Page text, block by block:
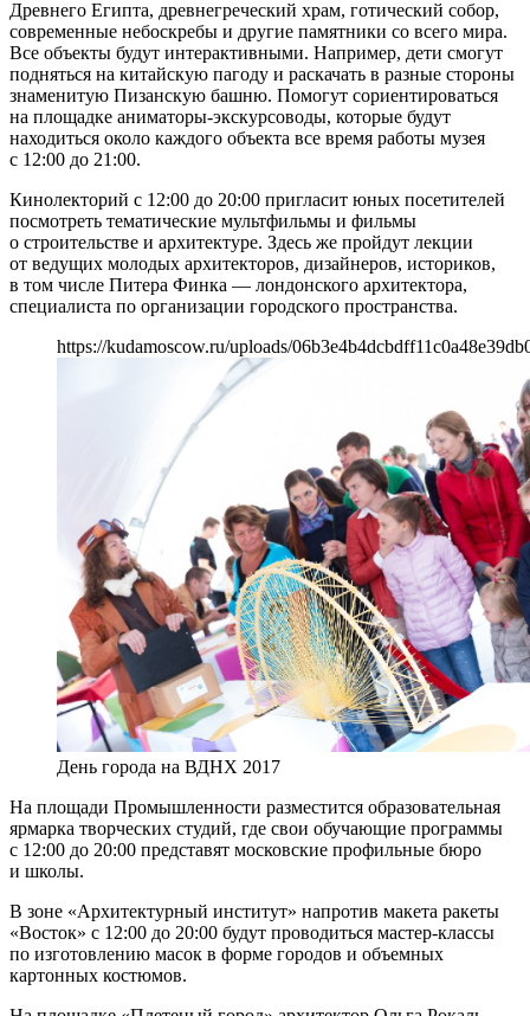
Древнего Египта, древнегреческий храм, готический собор,
современные небоскребы и другие памятники со всего мира.
Все объекты будут интерактивными. Например, дети смогут
подняться на китайскую пагоду и раскачать в разные стороны
знаменитую Пизанскую башню. Помогут сориентироваться
на площадке аниматоры-экскурсоводы, которые будут
находиться около каждого объекта все время работы музея
с 12:00 до 21:00.
Кинолекторий с 12:00 до 20:00 пригласит юных посетителей
посмотреть тематические мультфильмы и фильмы
о строительстве и архитектуре. Здесь же пройдут лекции
от ведущих молодых архитекторов, дизайнеров, историков,
в том числе Питера Финка — лондонского архитектора,
специалиста по организации городского пространства.
https://kudamoscow.ru/uploads/
День города на ВДНХ 2017
На площади Промышленности разместится образовательная
ярмарка творческих студий, где свои обучающие программы
с 12:00 до 20:00 представят московские профильные бюро
и школы.
В зоне «Архитектурный институт» напротив макета ракеты
«Восток» с 12:00 до 20:00 будут проводиться мастер-классы
по изготовлению масок в форме городов и объемных
картонных костюмов.